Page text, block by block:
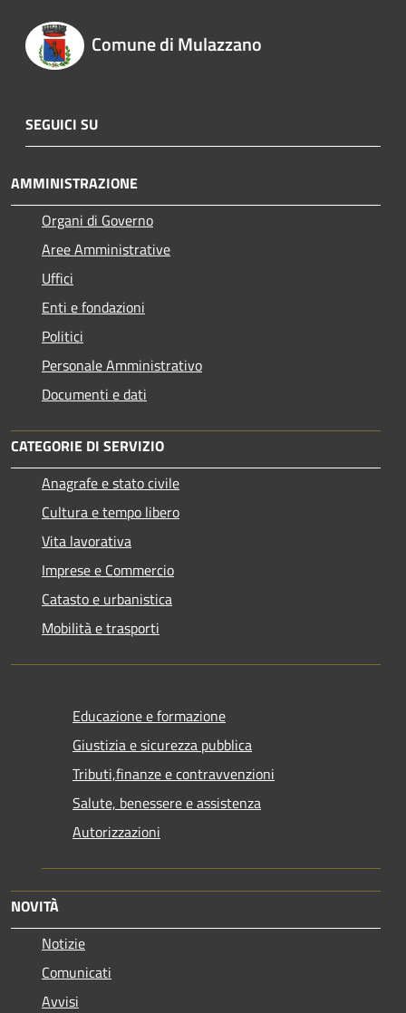
Comune di Mulazzano
SEGUICI SU
AMMINISTRAZIONE
Organi di Governo
Aree Amministrative
Uffici
Enti e fondazioni
Politici
Personale Amministrativo
Documenti e dati
CATEGORIE DI SERVIZIO
Anagrafe e stato civile
Cultura e tempo libero
Vita lavorativa
Imprese e Commercio
Catasto e urbanistica
Mobilità e trasporti
Educazione e formazione
Giustizia e sicurezza pubblica
Tributi,finanze e contravvenzioni
Salute, benessere e assistenza
Autorizzazioni
NOVITÀ
Notizie
Comunicati
Avvisi